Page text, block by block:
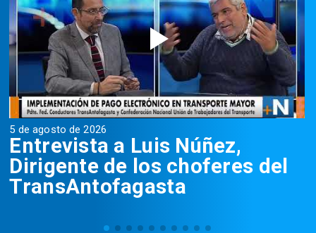
5 de agosto de 2026
Entrevista a Luis Núñez,
Dirigente de los choferes del
TransAntofagasta